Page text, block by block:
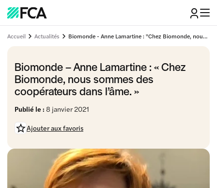
Accueil Actualités Biomonde - Anne Lamartine : "Chez Biomonde, nous sommes des coopérateurs dans l’âme."
Biomonde – Anne Lamartine : « Chez
Biomonde, nous sommes des
coopérateurs dans l’âme. »
Publié le : 8 janvier 2021
Ajouter aux favoris